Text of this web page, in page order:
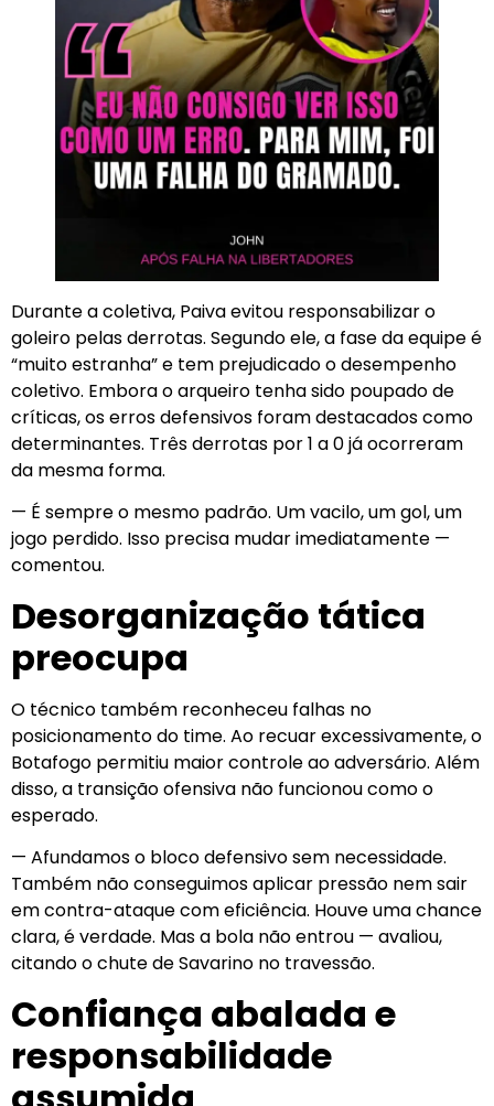
Durante a coletiva, Paiva evitou responsabilizar o
goleiro pelas derrotas. Segundo ele, a fase da equipe é
“muito estranha” e tem prejudicado o desempenho
coletivo. Embora o arqueiro tenha sido poupado de
críticas, os erros defensivos foram destacados como
determinantes. Três derrotas por 1 a 0 já ocorreram
da mesma forma.
— É sempre o mesmo padrão. Um vacilo, um gol, um
jogo perdido. Isso precisa mudar imediatamente —
comentou.
Desorganização tática
preocupa
O técnico também reconheceu falhas no
posicionamento do time. Ao recuar excessivamente, o
Botafogo permitiu maior controle ao adversário. Além
disso, a transição ofensiva não funcionou como o
esperado.
— Afundamos o bloco defensivo sem necessidade.
Também não conseguimos aplicar pressão nem sair
em contra-ataque com eficiência. Houve uma chance
clara, é verdade. Mas a bola não entrou — avaliou,
citando o chute de Savarino no travessão.
Confiança abalada e
responsabilidade